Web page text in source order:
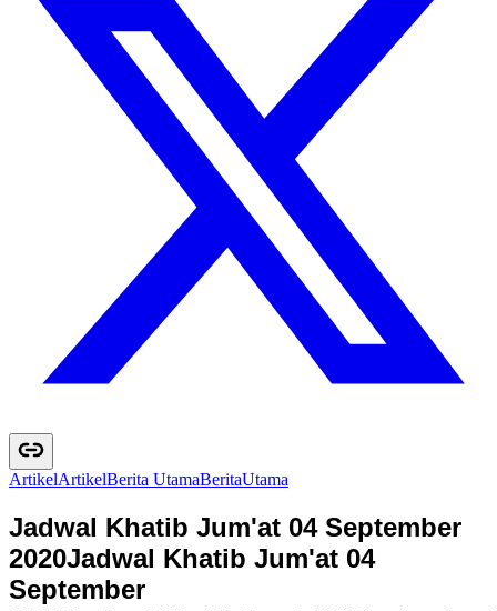
ArtikelArtikelBerita UtamaBeritaUtama
Jadwal Khatib Jum'at 04 September
2020Jadwal Khatib Jum'at 04
September